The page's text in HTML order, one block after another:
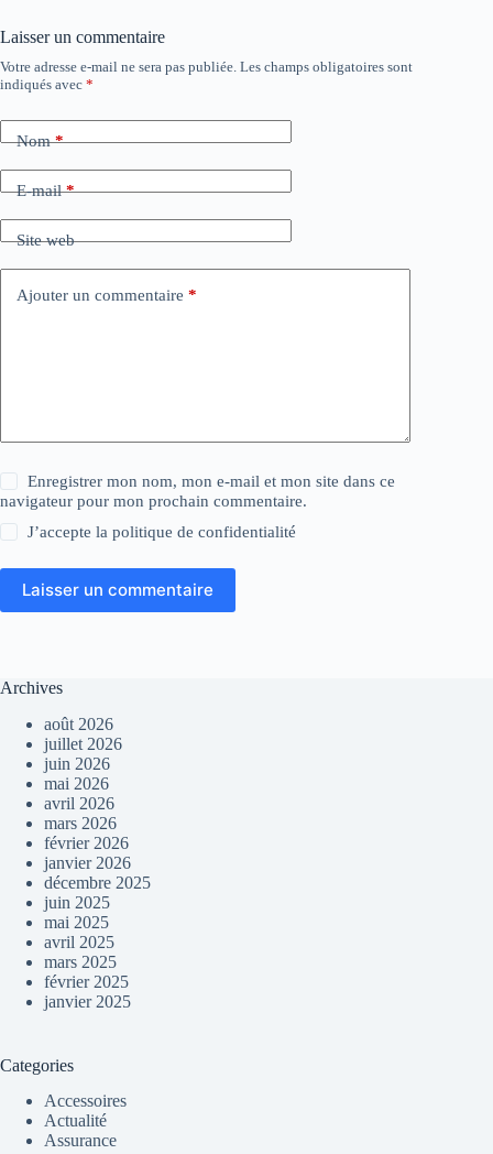
Laisser un commentaire
Votre adresse e-mail ne sera pas publiée. Les champs obligatoires sont
indiqués avec *
Nom*
E-mail*
Site web
Ajouter un commentaire *
Enregistrer mon nom, mon e-mail et mon site dans ce
navigateur pour mon prochain commentaire.
J’accepte lapolitique de confidentialité
Laisser un commentaire
Archives
août 2026
juillet 2026
juin 2026
mai 2026
avril 2026
mars 2026
février 2026
janvier 2026
décembre 2025
juin 2025
mai 2025
avril 2025
mars 2025
février 2025
janvier 2025
Categories
Accessoires
Actualité
Assurance